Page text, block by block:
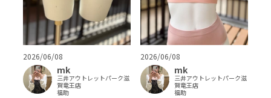
2026/06/08
mk
三井アウトレットパーク滋
賀竜王店
福助
2026/06/08
mk
三井アウトレットパーク滋
賀竜王店
福助